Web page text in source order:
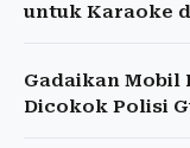
untuk Karaoke
Gadaikan Mobil
Dicokok Polisi